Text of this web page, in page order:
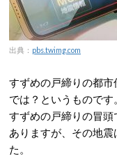
出典： pbs.twimg.com
すずめの戸締りの都
では？というものです。
すずめの戸締りの冒
ありますが、その地震
た。